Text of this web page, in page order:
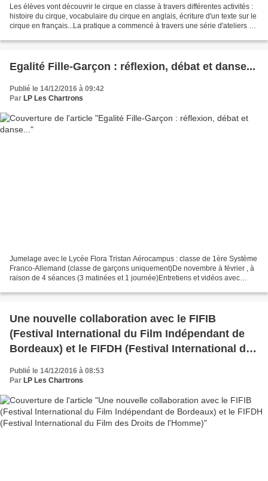
Les élèves vont découvrir le cirque en classe à travers différentes activités :
histoire du cirque, vocabulaire du cirque en anglais, écriture d'un texte sur le
cirque en français...La pratique a commencé à travers une série d'ateliers à
Egalité Fille-Garçon : réflexion, débat et danse...
Publié le 14/12/2016 à 09:42
Par LP Les Chartrons
Jumelage avec le Lycée Flora Tristan Aérocampus : classe de 1ère Système
Franco-Allemand (classe de garçons uniquement)De novembre à février , à
raison de 4 séances (3 matinées et 1 journée)Entretiens et vidéos avec
Une nouvelle collaboration avec le FIFIB
(Festival International du Film Indépendant de
Bordeaux) et le FIFDH (Festival International du
Publié le 14/12/2016 à 08:53
Par LP Les Chartrons